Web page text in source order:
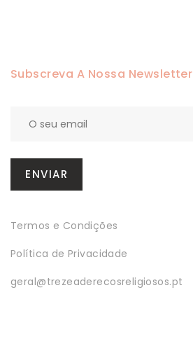
Subscreva A Nossa Newsletter
Termos e Condições
Política de Privacidade
geral@trezeaderecosreligiosos.pt